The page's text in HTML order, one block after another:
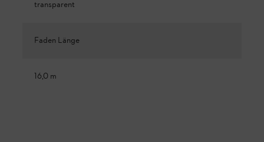
transparent
Faden Länge
16,0 m